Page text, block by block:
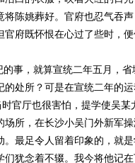
陈姚葬好。官府也忍气吞
府既怀恨在心过了些时，
的事，就算宣统二年五月，
处所？可是在宣统二年的
官厅也很害怕，提学使吴
所，在长沙小吴门外新军
最足令人留着印象的，就
们犹念着不辍。我今将他